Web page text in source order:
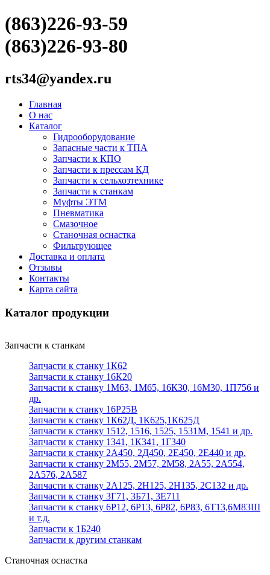
(863)226-93-59
(863)226-93-80
rts34@yandex.ru
Главная
О нас
Каталог
Гидрооборудование
Запасные части к ТПА
Запчасти к КПО
Запчасти к прессам КД
Запчасти к сельхозтехнике
Запчасти к станкам
Муфты ЭТМ
Пневматика
Смазочное
Станочная оснастка
Фильтрующее
Доставка и оплата
Отзывы
Контакты
Карта сайта
Каталог продукции
Запчасти к станкам
Запчасти к станку 1К62
Запчасти к станку 16К20
Запчасти к станку 1М63, 1М65, 16К30, 16М30, 1П756 и
др.
Запчасти к станку 16Р25В
Запчасти к станку 1К62Д, 1К625,1К625Д
Запчасти к станку 1512, 1516, 1525, 1531М, 1541 и др.
Запчасти к станку 1341, 1К341, 1Г340
Запчасти к станку 2А450, 2Д450, 2Е450, 2Е440 и др.
Запчасти к станку 2М55, 2М57, 2М58, 2А55, 2А554,
2А576, 2А587
Запчасти к станку 2А125, 2Н125, 2Н135, 2С132 и др.
Запчасти к станку 3Г71, 3Б71, 3Е711
Запчасти к станку 6Р12, 6Р13, 6Р82, 6Р83, 6Т13,6М83Ш
и т.д.
Запчасти к 1Б240
Запчасти к другим станкам
Станочная оснастка